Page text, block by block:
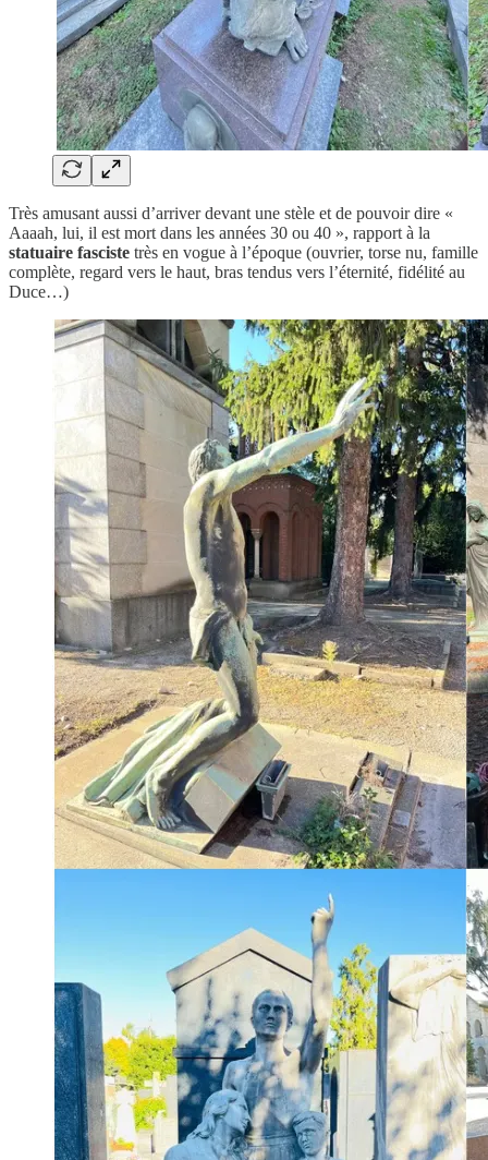
Très amusant aussi d’arriver devant une stèle et de pouvoir dire «
Aaaah, lui, il est mort dans les années 30 ou 40 », rapport à la
statuaire fasciste très en vogue à l’époque (ouvrier, torse nu, famille
complète, regard vers le haut, bras tendus vers l’éternité, fidélité au
Duce…)